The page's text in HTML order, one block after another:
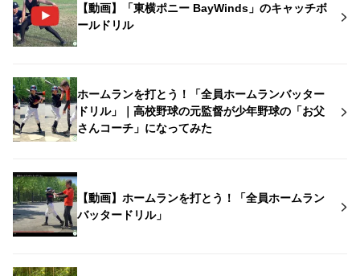
【動画】「東横ポニー BayWinds」のキャッチボ
ールドリル
ホームランを打とう！「全員ホームランバッター
ドリル」｜高校野球の元監督が少年野球の「お父
さんコーチ」になってみた
【動画】ホームランを打とう！「全員ホームラン
バッタードリル」